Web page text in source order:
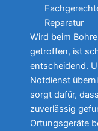
Reparatur
Wird beim
getroffen, ist
entscheidend.
Notdienst
sorgt dafür,
zuverlässig
Ortungsgeräte